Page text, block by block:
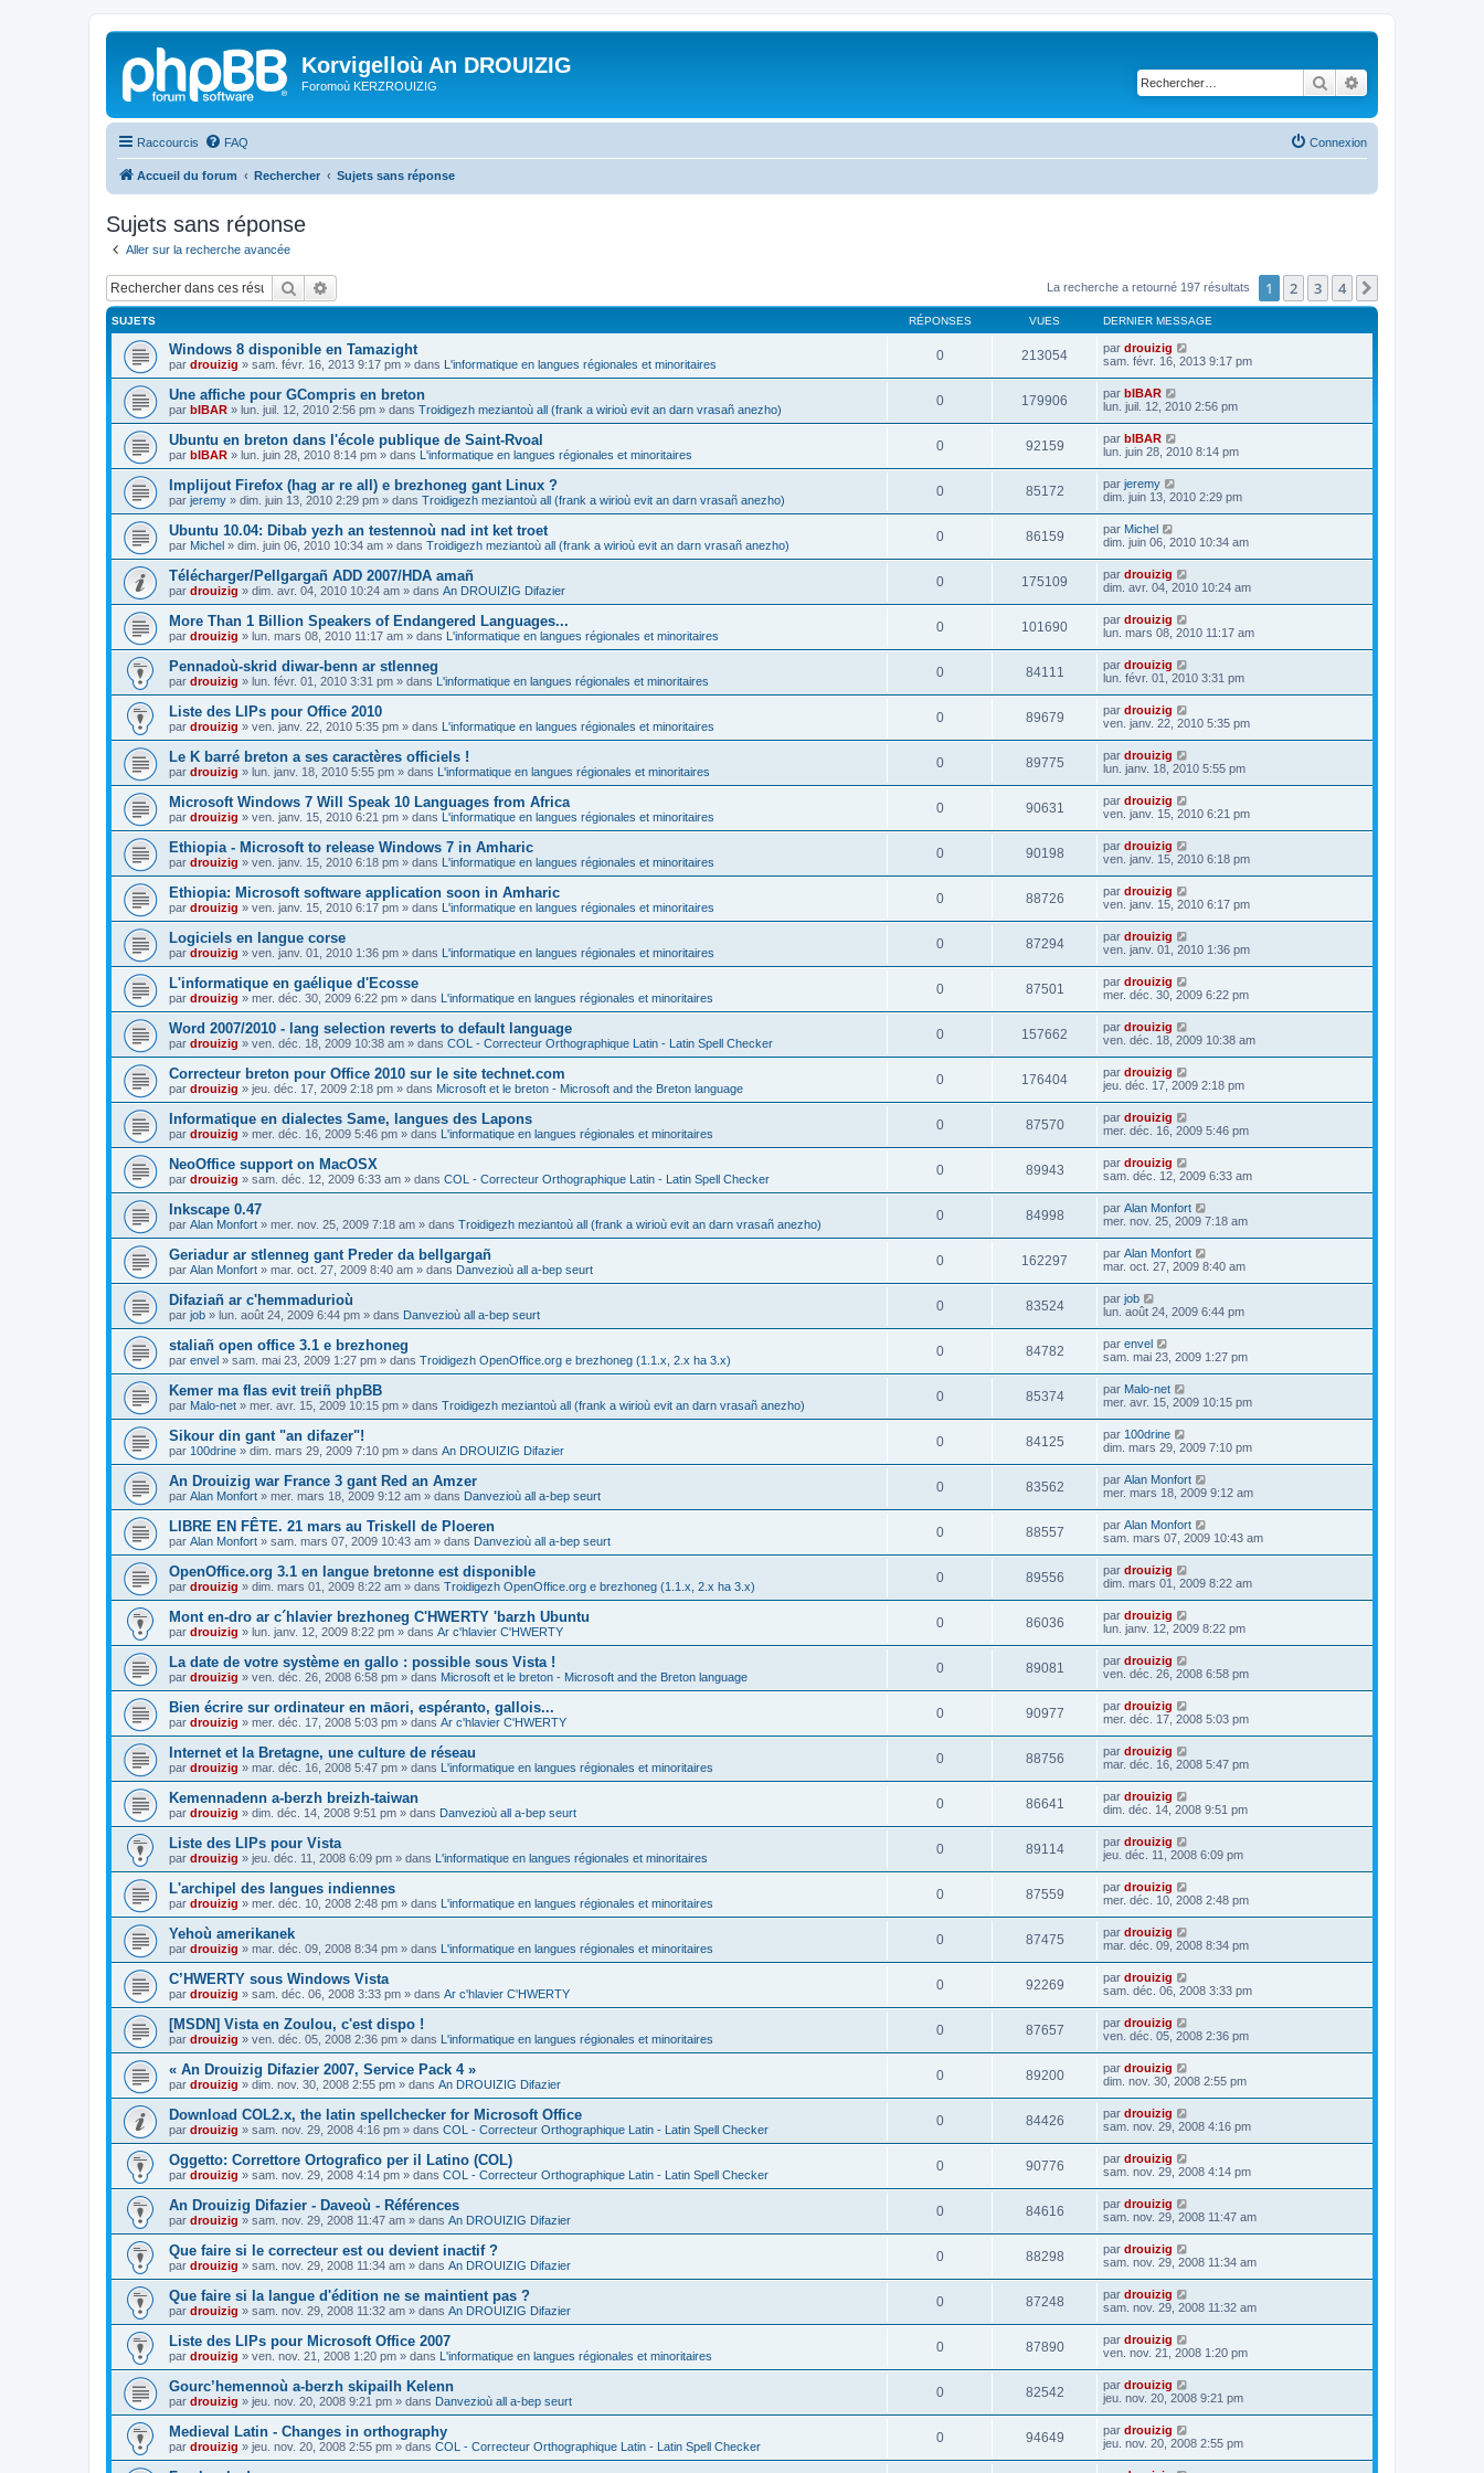
Korvigelloù An DROUIZIG
Foromoù KERZROUIZIG Rechercher
Raccourcis FAQ Connexion
Accueil du forum Rechercher Sujets sans réponse
Sujets sans réponse
Aller sur la recherche avancée
Rechercher La recherche a retourné 197 résultats 1 2 3 4
SUJETS RÉPONSES VUES DERNIER MESSAGE
Windows 8 disponible en Tamazight
par drouizig » sam. févr. 16, 2013 9:17 pm » dans L'informatique en langues régionales et minoritaires
0 213054 par drouizig
sam. févr. 16, 2013 9:17 pm
Une affiche pour GCompris en breton
par bIBAR » lun. juil. 12, 2010 2:56 pm » dans Troidigezh meziantoù all (frank a wirioù evit an darn vrasañ anezho)
0 179906 par bIBAR
lun. juil. 12, 2010 2:56 pm
Ubuntu en breton dans l'école publique de Saint-Rvoal
par bIBAR » lun. juin 28, 2010 8:14 pm » dans L'informatique en langues régionales et minoritaires
0 92159 par bIBAR
lun. juin 28, 2010 8:14 pm
Implijout Firefox (hag ar re all) e brezhoneg gant Linux ?
par jeremy » dim. juin 13, 2010 2:29 pm » dans Troidigezh meziantoù all (frank a wirioù evit an darn vrasañ anezho)
0 85172 par jeremy
dim. juin 13, 2010 2:29 pm
Ubuntu 10.04: Dibab yezh an testennoù nad int ket troet
par Michel » dim. juin 06, 2010 10:34 am » dans Troidigezh meziantoù all (frank a wirioù evit an darn vrasañ anezho)
0 86159 par Michel
dim. juin 06, 2010 10:34 am
Télécharger/Pellgargañ ADD 2007/HDA amañ
par drouizig » dim. avr. 04, 2010 10:24 am » dans An DROUIZIG Difazier
0 175109 par drouizig
dim. avr. 04, 2010 10:24 am
More Than 1 Billion Speakers of Endangered Languages...
par drouizig » lun. mars 08, 2010 11:17 am » dans L'informatique en langues régionales et minoritaires
0 101690 par drouizig
lun. mars 08, 2010 11:17 am
Pennadoù-skrid diwar-benn ar stlenneg
par drouizig » lun. févr. 01, 2010 3:31 pm » dans L'informatique en langues régionales et minoritaires
0 84111 par drouizig
lun. févr. 01, 2010 3:31 pm
Liste des LIPs pour Office 2010
par drouizig » ven. janv. 22, 2010 5:35 pm » dans L'informatique en langues régionales et minoritaires
0 89679 par drouizig
ven. janv. 22, 2010 5:35 pm
Le K barré breton a ses caractères officiels !
par drouizig » lun. janv. 18, 2010 5:55 pm » dans L'informatique en langues régionales et minoritaires
0 89775 par drouizig
lun. janv. 18, 2010 5:55 pm
Microsoft Windows 7 Will Speak 10 Languages from Africa
par drouizig » ven. janv. 15, 2010 6:21 pm » dans L'informatique en langues régionales et minoritaires
0 90631 par drouizig
ven. janv. 15, 2010 6:21 pm
Ethiopia - Microsoft to release Windows 7 in Amharic
par drouizig » ven. janv. 15, 2010 6:18 pm » dans L'informatique en langues régionales et minoritaires
0 90198 par drouizig
ven. janv. 15, 2010 6:18 pm
Ethiopia: Microsoft software application soon in Amharic
par drouizig » ven. janv. 15, 2010 6:17 pm » dans L'informatique en langues régionales et minoritaires
0 88726 par drouizig
ven. janv. 15, 2010 6:17 pm
Logiciels en langue corse
par drouizig » ven. janv. 01, 2010 1:36 pm » dans L'informatique en langues régionales et minoritaires
0 87294 par drouizig
ven. janv. 01, 2010 1:36 pm
L'informatique en gaélique d'Ecosse
par drouizig » mer. déc. 30, 2009 6:22 pm » dans L'informatique en langues régionales et minoritaires
0 87501 par drouizig
mer. déc. 30, 2009 6:22 pm
Word 2007/2010 - lang selection reverts to default language
par drouizig » ven. déc. 18, 2009 10:38 am » dans COL - Correcteur Orthographique Latin - Latin Spell Checker
0 157662 par drouizig
ven. déc. 18, 2009 10:38 am
Correcteur breton pour Office 2010 sur le site technet.com
par drouizig » jeu. déc. 17, 2009 2:18 pm » dans Microsoft et le breton - Microsoft and the Breton language
0 176404 par drouizig
jeu. déc. 17, 2009 2:18 pm
Informatique en dialectes Same, langues des Lapons
par drouizig » mer. déc. 16, 2009 5:46 pm » dans L'informatique en langues régionales et minoritaires
0 87570 par drouizig
mer. déc. 16, 2009 5:46 pm
NeoOffice support on MacOSX
par drouizig » sam. déc. 12, 2009 6:33 am » dans COL - Correcteur Orthographique Latin - Latin Spell Checker
0 89943 par drouizig
sam. déc. 12, 2009 6:33 am
Inkscape 0.47
par Alan Monfort » mer. nov. 25, 2009 7:18 am » dans Troidigezh meziantoù all (frank a wirioù evit an darn vrasañ anezho)
0 84998 par Alan Monfort
mer. nov. 25, 2009 7:18 am
Geriadur ar stlenneg gant Preder da bellgargañ
par Alan Monfort » mar. oct. 27, 2009 8:40 am » dans Danvezioù all a-bep seurt
0 162297 par Alan Monfort
mar. oct. 27, 2009 8:40 am
Difaziañ ar c'hemmadurioù
par job » lun. août 24, 2009 6:44 pm » dans Danvezioù all a-bep seurt
0 83524 par job
lun. août 24, 2009 6:44 pm
staliañ open office 3.1 e brezhoneg
par envel » sam. mai 23, 2009 1:27 pm » dans Troidigezh OpenOffice.org e brezhoneg (1.1.x, 2.x ha 3.x)
0 84782 par envel
sam. mai 23, 2009 1:27 pm
Kemer ma flas evit treiñ phpBB
par Malo-net » mer. avr. 15, 2009 10:15 pm » dans Troidigezh meziantoù all (frank a wirioù evit an darn vrasañ anezho)
0 85374 par Malo-net
mer. avr. 15, 2009 10:15 pm
Sikour din gant "an difazer"!
par 100drine » dim. mars 29, 2009 7:10 pm » dans An DROUIZIG Difazier
0 84125 par 100drine
dim. mars 29, 2009 7:10 pm
An Drouizig war France 3 gant Red an Amzer
par Alan Monfort » mer. mars 18, 2009 9:12 am » dans Danvezioù all a-bep seurt
0 83562 par Alan Monfort
mer. mars 18, 2009 9:12 am
LIBRE EN FÊTE. 21 mars au Triskell de Ploeren
par Alan Monfort » sam. mars 07, 2009 10:43 am » dans Danvezioù all a-bep seurt
0 88557 par Alan Monfort
sam. mars 07, 2009 10:43 am
OpenOffice.org 3.1 en langue bretonne est disponible
par drouizig » dim. mars 01, 2009 8:22 am » dans Troidigezh OpenOffice.org e brezhoneg (1.1.x, 2.x ha 3.x)
0 89556 par drouizig
dim. mars 01, 2009 8:22 am
Mont en-dro ar c´hlavier brezhoneg C'HWERTY 'barzh Ubuntu
par drouizig » lun. janv. 12, 2009 8:22 pm » dans Ar c'hlavier C'HWERTY
0 86036 par drouizig
lun. janv. 12, 2009 8:22 pm
La date de votre système en gallo : possible sous Vista !
par drouizig » ven. déc. 26, 2008 6:58 pm » dans Microsoft et le breton - Microsoft and the Breton language
0 89081 par drouizig
ven. déc. 26, 2008 6:58 pm
Bien écrire sur ordinateur en māori, espéranto, gallois...
par drouizig » mer. déc. 17, 2008 5:03 pm » dans Ar c'hlavier C'HWERTY
0 90977 par drouizig
mer. déc. 17, 2008 5:03 pm
Internet et la Bretagne, une culture de réseau
par drouizig » mar. déc. 16, 2008 5:47 pm » dans L'informatique en langues régionales et minoritaires
0 88756 par drouizig
mar. déc. 16, 2008 5:47 pm
Kemennadenn a-berzh breizh-taiwan
par drouizig » dim. déc. 14, 2008 9:51 pm » dans Danvezioù all a-bep seurt
0 86641 par drouizig
dim. déc. 14, 2008 9:51 pm
Liste des LIPs pour Vista
par drouizig » jeu. déc. 11, 2008 6:09 pm » dans L'informatique en langues régionales et minoritaires
0 89114 par drouizig
jeu. déc. 11, 2008 6:09 pm
L'archipel des langues indiennes
par drouizig » mer. déc. 10, 2008 2:48 pm » dans L'informatique en langues régionales et minoritaires
0 87559 par drouizig
mer. déc. 10, 2008 2:48 pm
Yehoù amerikanek
par drouizig » mar. déc. 09, 2008 8:34 pm » dans L'informatique en langues régionales et minoritaires
0 87475 par drouizig
mar. déc. 09, 2008 8:34 pm
C’HWERTY sous Windows Vista
par drouizig » sam. déc. 06, 2008 3:33 pm » dans Ar c'hlavier C'HWERTY
0 92269 par drouizig
sam. déc. 06, 2008 3:33 pm
[MSDN] Vista en Zoulou, c'est dispo !
par drouizig » ven. déc. 05, 2008 2:36 pm » dans L'informatique en langues régionales et minoritaires
0 87657 par drouizig
ven. déc. 05, 2008 2:36 pm
« An Drouizig Difazier 2007, Service Pack 4 »
par drouizig » dim. nov. 30, 2008 2:55 pm » dans An DROUIZIG Difazier
0 89200 par drouizig
dim. nov. 30, 2008 2:55 pm
Download COL2.x, the latin spellchecker for Microsoft Office
par drouizig » sam. nov. 29, 2008 4:16 pm » dans COL - Correcteur Orthographique Latin - Latin Spell Checker
0 84426 par drouizig
sam. nov. 29, 2008 4:16 pm
Oggetto: Correttore Ortografico per il Latino (COL)
par drouizig » sam. nov. 29, 2008 4:14 pm » dans COL - Correcteur Orthographique Latin - Latin Spell Checker
0 90776 par drouizig
sam. nov. 29, 2008 4:14 pm
An Drouizig Difazier - Daveoù - Références
par drouizig » sam. nov. 29, 2008 11:47 am » dans An DROUIZIG Difazier
0 84616 par drouizig
sam. nov. 29, 2008 11:47 am
Que faire si le correcteur est ou devient inactif ?
par drouizig » sam. nov. 29, 2008 11:34 am » dans An DROUIZIG Difazier
0 88298 par drouizig
sam. nov. 29, 2008 11:34 am
Que faire si la langue d'édition ne se maintient pas ?
par drouizig » sam. nov. 29, 2008 11:32 am » dans An DROUIZIG Difazier
0 87248 par drouizig
sam. nov. 29, 2008 11:32 am
Liste des LIPs pour Microsoft Office 2007
par drouizig » ven. nov. 21, 2008 1:20 pm » dans L'informatique en langues régionales et minoritaires
0 87890 par drouizig
ven. nov. 21, 2008 1:20 pm
Gourc’hemennoù a-berzh skipailh Kelenn
par drouizig » jeu. nov. 20, 2008 9:21 pm » dans Danvezioù all a-bep seurt
0 82542 par drouizig
jeu. nov. 20, 2008 9:21 pm
Medieval Latin - Changes in orthography
par drouizig » jeu. nov. 20, 2008 2:55 pm » dans COL - Correcteur Orthographique Latin - Latin Spell Checker
0 94649 par drouizig
jeu. nov. 20, 2008 2:55 pm